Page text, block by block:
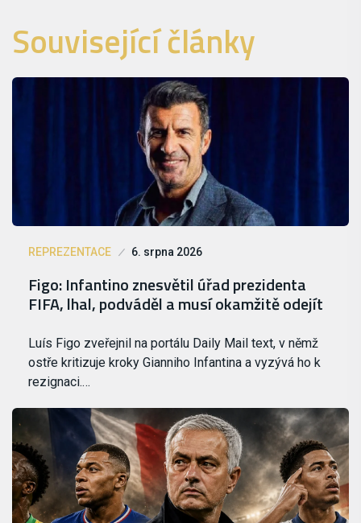
Související články
REPREZENTACE 6. srpna 2026
Figo: Infantino znesvětil úřad prezidenta
FIFA, lhal, podváděl a musí okamžitě odejít
Luís Figo zveřejnil na portálu Daily Mail text, v němž
ostře kritizuje kroky Gianniho Infantina a vyzývá ho k
rezignaci.…